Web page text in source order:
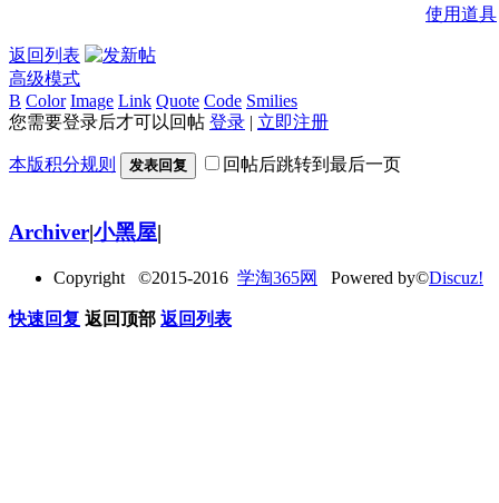
使用道具
返回列表
高级模式
B Color Image Link Quote Code Smilies
您需要登录后才可以回帖 登录 | 立即注册
本版积分规则 发表回复 回帖后跳转到最后一页
Archiver|小黑屋|
Copyright ©2015-2016 学淘365网 Powered by©Discuz!
快速回复 返回顶部 返回列表